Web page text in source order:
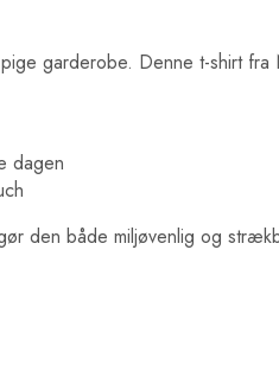
garderobe. Denne t-shirt
dagen
den både miljøvenlig og